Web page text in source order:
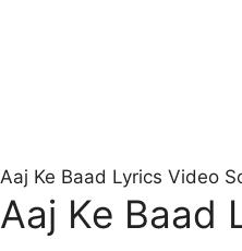
Aaj Ke Baad Lyrics Video
Aaj Ke Baad